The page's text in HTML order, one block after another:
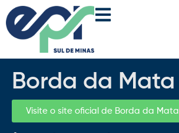
Borda da Mata
Visite o site oficial de Borda da Mata